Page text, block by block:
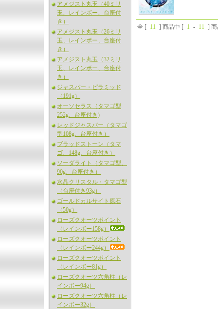
アメジスト丸玉（40ミリ
玉、レインボー、台座付
き）
アメジスト丸玉（26ミリ
玉、レインボー、台座付
き）
アメジスト丸玉（32ミリ
玉、レインボー、台座付
き）
ジャスパー・ピラミッド
（191g）
オーソセラス（タマゴ型
252g、台座付き)
レッドジャスパー（タマゴ
型108g、台座付き）
ブラッドストーン（タマ
ゴ、148g、台座付き）
ソーダライト（タマゴ型、
90g、台座付き）
水晶クリスタル・タマゴ型
（台座付き93g）
ゴールドカルサイト原石
（50g）
ローズクオーツポイント
（レインボー158g）
ローズクオーツポイント
（レインボー244g）
ローズクオーツポイント
（レインボー81g）
ローズクオーツ六角柱（レ
インボー94g）
ローズクオーツ六角柱（レ
インボー32g）
全 [ 11 ] 商品中 [ 1 - 11 ] 商